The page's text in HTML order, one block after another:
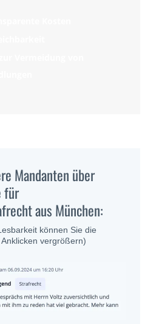
Mandanten über
für
aus München:
können Sie die
vergrößern)